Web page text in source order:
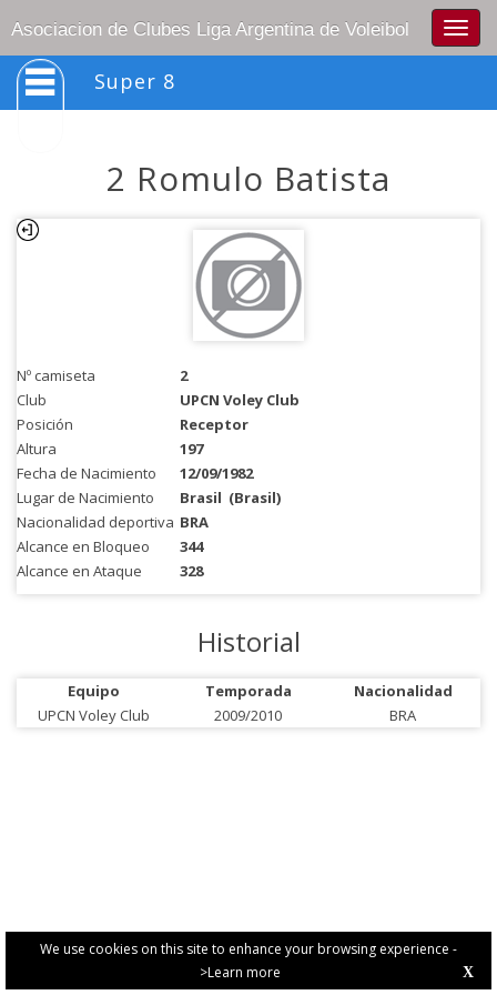
We use cookies on this site to enhance your browsing experience -
>Learn more
X
Asociacion de Clubes Liga Argentina de Voleibol
Super 8
2 Romulo Batista
Nº camiseta
2
Club
UPCN Voley Club
Posición
Receptor
Altura
197
Fecha de Nacimiento
12/09/1982
Lugar de Nacimiento
Brasil (Brasil)
Nacionalidad deportiva BRA
Alcance en Bloqueo
344
Alcance en Ataque
328
Historial
Equipo Temporada
Nacionalidad
UPCN Voley Club
2009/2010 BRA